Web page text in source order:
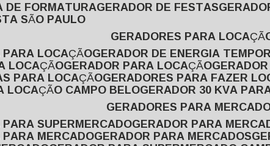
DE FORMATURA GERADOR DE FESTAS
SÃO PAULO
GERADORES PARA
PARA LOCAÇÃO GERADOR DE ENERGIA
LOCAÇÃO GERADOR PARA LOCAÇÃO
PARA LOCAÇÃO GERADORES PARA FAZER
LOCAÇÃO CAMPO BELO GERADOR 30 KVA
GERADORES PARA
PARA SUPERMERCADO GERADOR PARA
PARA MERCADO GERADOR PARA MERCADOS